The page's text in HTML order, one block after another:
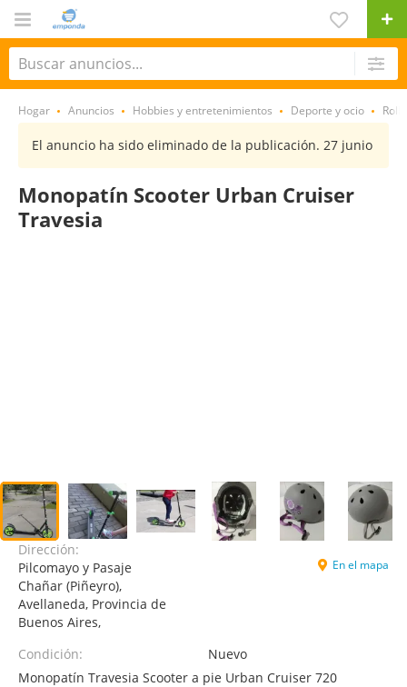
Hogar Anuncios Hobbies y entretenimientos Deporte y ocio
El anuncio ha sido eliminado de la publicación. 27 junio
Monopatín Scooter Urban Cruiser
Travesia
Dirección:
Pilcomayo y Pasaje
Chañar (Piñeyro),
Avellaneda, Provincia de
Buenos Aires,
En el mapa
Condición:
Nuevo
Monopatín Travesia Scooter a pie Urban Cruiser 720